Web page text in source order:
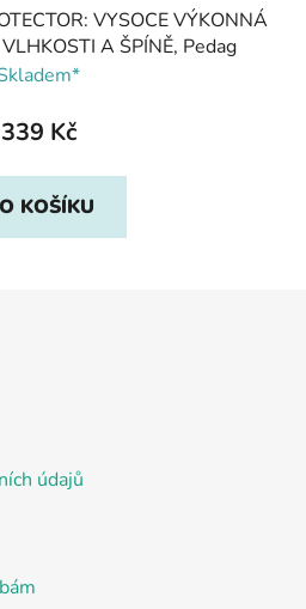
VYSOCE VÝKONNÁ
A ŠPÍNĚ, Pedag
339 Kč
KOŠÍKU
údajů